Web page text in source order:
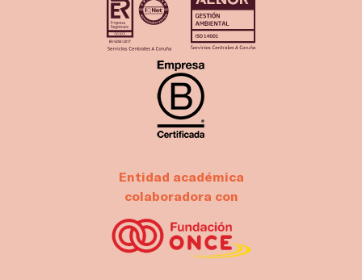
Entidad académica
colaboradora con